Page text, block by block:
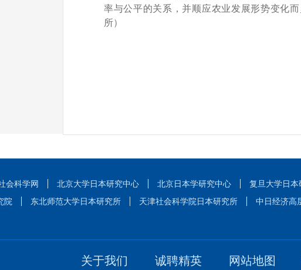
率与公平的关系，并顺应农业发展形势变化
所）
会科学网 北京大学日本研究中心 北京日本学研究中心 复旦大学日本
院
东北师范大学日本研究所 天津社会科学院日本研究所 中日经济高
关于我们 诚聘精英 网站地图